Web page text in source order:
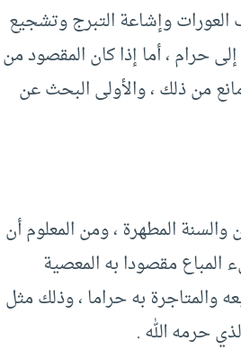
وإشاعة التبرج وتشجيع
حرام ، أما إذا كان المقصود من
من ذلك ، والأولى البحث عن
والسنة المطهرة ، ومن المعلوم أن
المباع مقصودا به المعصية
والمتاجرة به حراما ، وذلك مثل
حرمه الله .